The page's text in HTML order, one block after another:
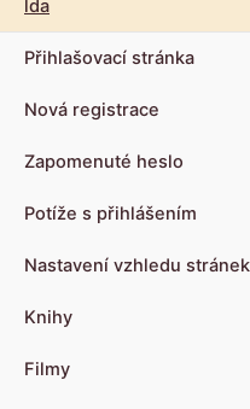
Přihlašovací stránka
Nová registrace
Zapomenuté heslo
Potíže s přihlášením
Nastavení vzhledu stránek
Knihy
Filmy